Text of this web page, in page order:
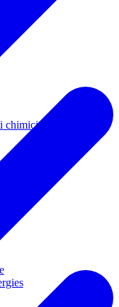
chimici